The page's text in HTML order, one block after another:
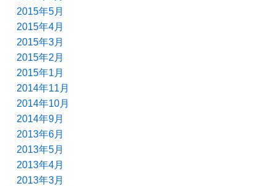
2015年5月
2015年4月
2015年3月
2015年2月
2015年1月
2014年11月
2014年10月
2014年9月
2013年6月
2013年5月
2013年4月
2013年3月